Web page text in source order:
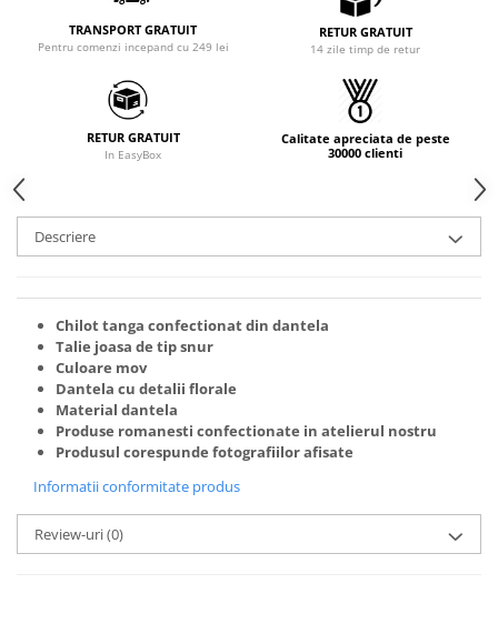
TRANSPORT GRATUIT
Pentru comenzi incepand cu 249 lei
RETUR GRATUIT
14 zile timp de retur
RETUR GRATUIT
In EasyBox
Calitate apreciata de peste
30000 clienti
Descriere
Chilot tanga confectionat din dantela
Talie joasa de tip snur
Culoare mov
Dantela cu detalii florale
Material dantela
Produse romanesti confectionate in atelierul nostru
Produsul corespunde fotografiilor afisate
Informatii conformitate produs
Review-uri(0)